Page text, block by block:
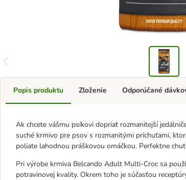
Popis produktu
Ak chcete vášmu psíkovi dopriať rozmanitejší
suché krmivo pre psov s rozmanitými príchuťami,
poliate lahodnou práškovou omáčkou. Perfektne
Pri výrobe krmiva Belcando Adult Multi-Croc sa
potravinovej kvality. Okrem toho je súčasťou
Zloženie Odporúčané